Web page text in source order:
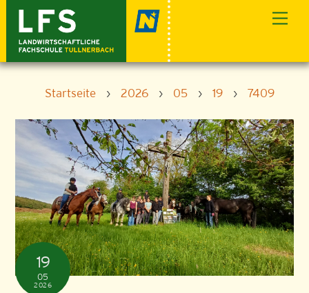
content
Startseite › 2026 › 05 › 19 › 7409
19
05
2026